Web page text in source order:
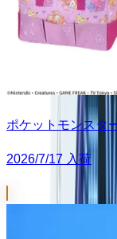
ポケットモンス
2026/7/17 入荷